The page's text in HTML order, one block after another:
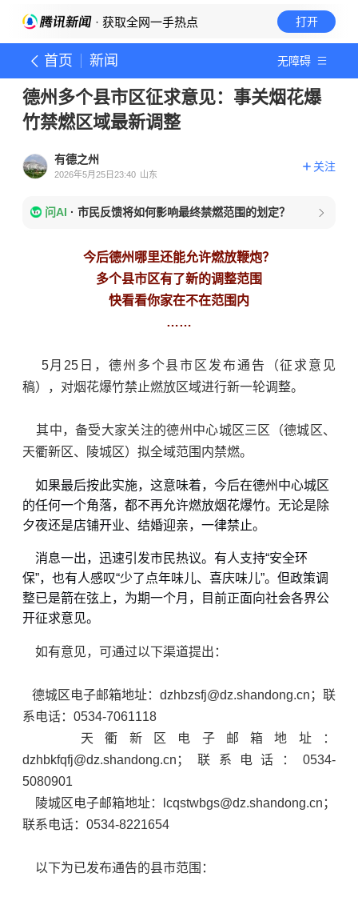
· 获取全网一手热点 打开
首页 新闻 无障碍
德州多个县市区征求意见：事关烟花爆
竹禁燃区域最新调整
有德之州
2026年5月25日23:40 山东
关注
问AI · 市民反馈将如何影响最终禁燃范围的划定？
今后德州哪里还能允许燃放鞭炮？
多个县市区有了新的调整范围
快看看你家在不在范围内
……
5月25日，德州多个县市区发布通告（征求意见
稿），对烟花爆竹禁止燃放区域进行新一轮调整。
其中，备受大家关注的德州中心城区三区（德城区、
天衢新区、陵城区）拟全域范围内禁燃。
如果最后按此实施，这意味着，今后在德州中心城区
的任何一个角落，都不再允许燃放烟花爆竹。无论是除
夕夜还是店铺开业、结婚迎亲，一律禁止。
消息一出，迅速引发市民热议。有人支持“安全环
保”，也有人感叹“少了点年味儿、喜庆味儿”。但政策调
整已是箭在弦上，为期一个月，目前正面向社会各界公
开征求意见。
如有意见，可通过以下渠道提出：
德城区电子邮箱地址：dzhbzsfj@dz.shandong.cn；联
系电话：0534-7061118
天衢新区电子邮箱地址：
dzhbkfqfj@dz.shandong.cn；联系电话：0534-
5080901
陵城区电子邮箱地址：lcqstwbgs@dz.shandong.cn；
联系电话：0534-8221654
以下为已发布通告的县市范围：